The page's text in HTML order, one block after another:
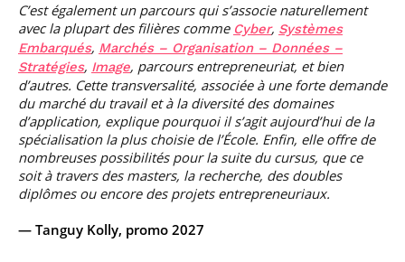
C’est également un parcours qui s’associe naturellement
avec la plupart des filières comme Cyber, Systèmes
Embarqués, Marchés – Organisation – Données –
Stratégies, Image, parcours entrepreneuriat, et bien
d’autres. Cette transversalité, associée à une forte demande
du marché du travail et à la diversité des domaines
d’application, explique pourquoi il s’agit aujourd’hui de la
spécialisation la plus choisie de l’École. Enfin, elle offre de
nombreuses possibilités pour la suite du cursus, que ce
soit à travers des masters, la recherche, des doubles
diplômes ou encore des projets entrepreneuriaux.
— Tanguy Kolly, promo 2027